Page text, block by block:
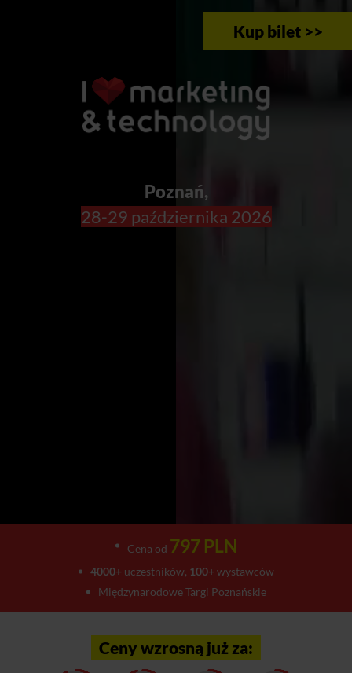
Kup bilet >>
Poznań,
28-29 października 2026
Cena od 797 PLN
4000+uczestników, 100+wystawców
Międzynarodowe Targi Poznańskie
Ceny wzrosną już za: